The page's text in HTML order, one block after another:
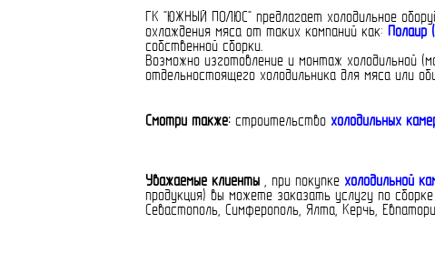
ГК "ЮЖНЫЙ ПОЛЮС" предлагает холодильное
охлаждения мяса от таких компаний как: Полаир
собственной сборки.
Возможно изготовление и монтаж холодильной
отдельностоящего холодильника для мяса или
Смотри также: строительство холодильных
Уважаемые клиенты , при покупке холодильной
продукция) вы можете заказать услугу по
Севастополь, Симферополь, Ялта, Керчь,